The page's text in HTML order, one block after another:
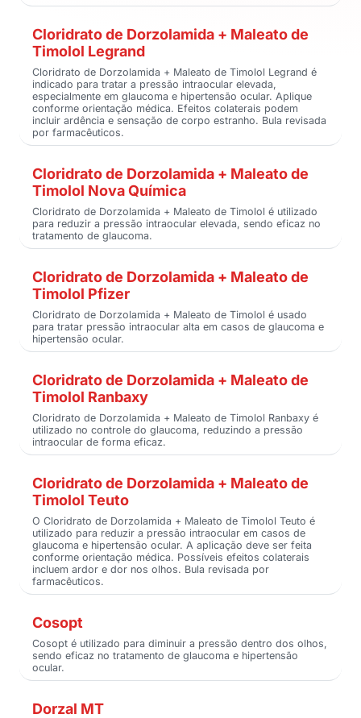
Cloridrato de Dorzolamida + Maleato de
Timolol Legrand
Cloridrato de Dorzolamida + Maleato de Timolol Legrand é
indicado para tratar a pressão intraocular elevada,
especialmente em glaucoma e hipertensão ocular. Aplique
conforme orientação médica. Efeitos colaterais podem
incluir ardência e sensação de corpo estranho. Bula revisada
por farmacêuticos.
Cloridrato de Dorzolamida + Maleato de
Timolol Nova Química
Cloridrato de Dorzolamida + Maleato de Timolol é utilizado
para reduzir a pressão intraocular elevada, sendo eficaz no
tratamento de glaucoma.
Cloridrato de Dorzolamida + Maleato de
Timolol Pfizer
Cloridrato de Dorzolamida + Maleato de Timolol é usado
para tratar pressão intraocular alta em casos de glaucoma e
hipertensão ocular.
Cloridrato de Dorzolamida + Maleato de
Timolol Ranbaxy
Cloridrato de Dorzolamida + Maleato de Timolol Ranbaxy é
utilizado no controle do glaucoma, reduzindo a pressão
intraocular de forma eficaz.
Cloridrato de Dorzolamida + Maleato de
Timolol Teuto
O Cloridrato de Dorzolamida + Maleato de Timolol Teuto é
utilizado para reduzir a pressão intraocular em casos de
glaucoma e hipertensão ocular. A aplicação deve ser feita
conforme orientação médica. Possíveis efeitos colaterais
incluem ardor e dor nos olhos. Bula revisada por
farmacêuticos.
Cosopt
Cosopt é utilizado para diminuir a pressão dentro dos olhos,
sendo eficaz no tratamento de glaucoma e hipertensão
ocular.
Dorzal MT